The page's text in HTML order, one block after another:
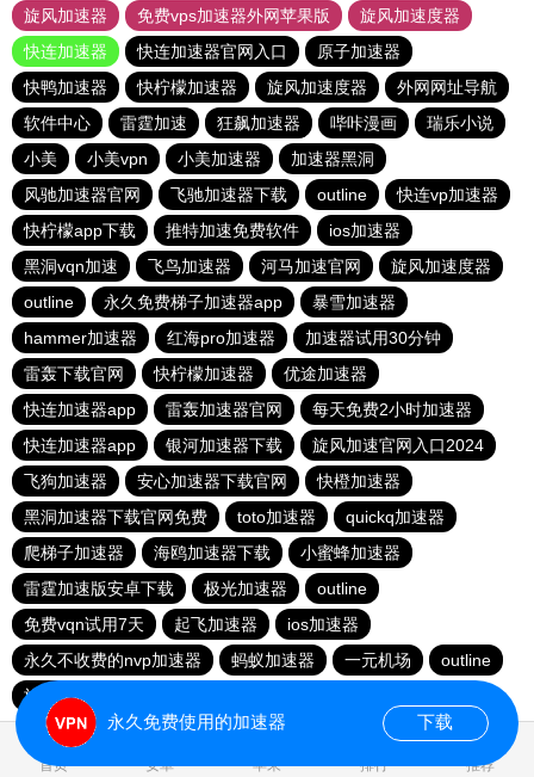
旋风加速器
免费vps加速器外网苹果版
旋风加速度器
快连加速器
快连加速器官网入口
原子加速器
快鸭加速器
快柠檬加速器 旋风加速度器
外网网址导航
软件中心
雷霆加速 狂飙加速器 哔咔漫画
瑞乐小说
小美
小美vpn 小美加速器
加速器黑洞
风驰加速器官网
飞驰加速器下载 outline
快连vp加速器
快柠檬app下载
推特加速免费软件
ios加速器
黑洞vqn加速
飞鸟加速器 河马加速官网
旋风加速度器
outline
永久免费梯子加速器app
暴雪加速器
hammer加速器
红海pro加速器
加速器试用30分钟
雷轰下载官网
快柠檬加速器
优途加速器
快连加速器app
雷轰加速器官网
每天免费2小时加速器
快连加速器app
银河加速器下载
旋风加速官网入口2024
飞狗加速器
安心加速器下载官网
快橙加速器
黑洞加速器下载官网免费
toto加速器
quickq加速器
爬梯子加速器
海鸥加速器下载
小蜜蜂加速器
雷霆加速版安卓下载
极光加速器
outline
免费vqn试用7天
起飞加速器
ios加速器
永久不收费的nvp加速器
蚂蚁加速器 一元机场
outline
旋风加速度器
首页 安卓 苹果 排行 推荐
永久免费使用的加速器 下载
0.024313s